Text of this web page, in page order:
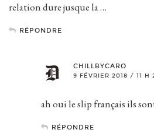
relation dure jusque la …
RÉPONDRE
CHILLBYCARO
9 FÉVRIER 2018 / 11 H
ah oui le slip français ils
RÉPONDRE